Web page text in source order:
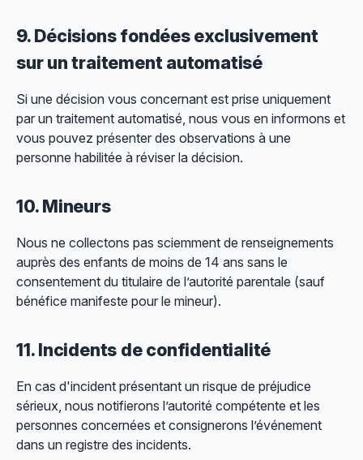
9. Décisions fondées exclusivement
sur un traitement automatisé
Si une décision vous concernant est prise uniquement
par un traitement automatisé, nous vous en informons et
vous pouvez présenter des observations à une
personne habilitée à réviser la décision.
10. Mineurs
Nous ne collectons pas sciemment de renseignements
auprès des enfants de moins de 14 ans sans le
consentement du titulaire de l’autorité parentale (sauf
bénéfice manifeste pour le mineur).
11. Incidents de confidentialité
En cas d'incident présentant un risque de préjudice
sérieux, nous notifierons l’autorité compétente et les
personnes concernées et consignerons l’événement
dans un registre des incidents.